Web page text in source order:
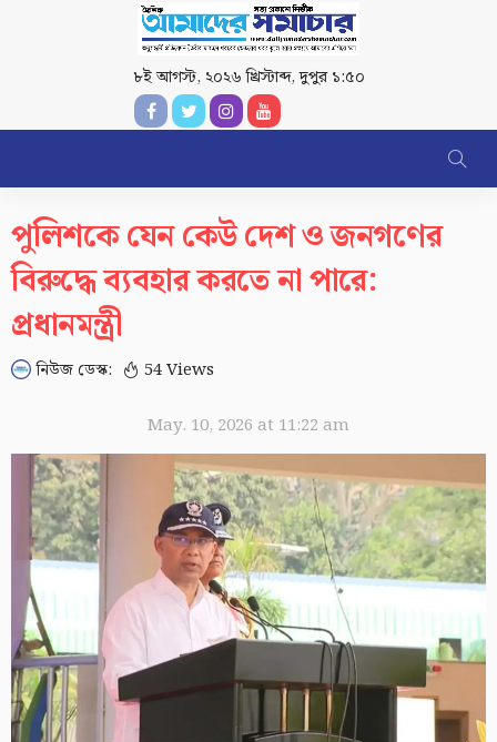
৮ই আগস্ট, ২০২৬ খ্রিস্টাব্দ,দুপুর ১:৫০
পুলিশকে যেন কেউ দেশ ও জনগণের
বিরুদ্ধে ব্যবহার করতে না পারে:
প্রধানমন্ত্রী
নিউজ ডেস্ক: 54 Views
May. 10, 2026 at 11:22 am